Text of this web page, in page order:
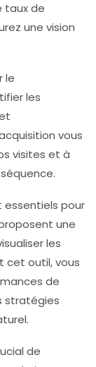
taux de
une vision
le
les
vous
visites et à
essentiels pour
une
les
cet outil, vous
de
stratégies
.
de